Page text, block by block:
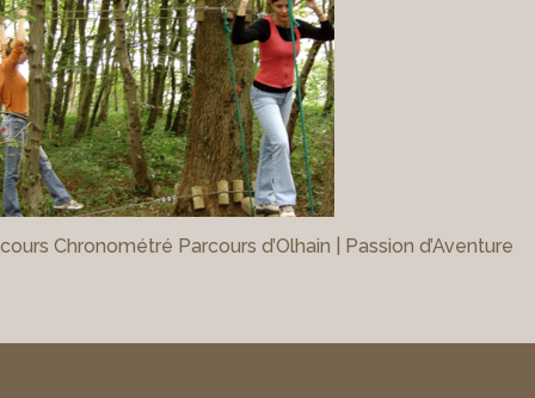
Chronométré Parcours d’Olhain | Passion d’Aventure